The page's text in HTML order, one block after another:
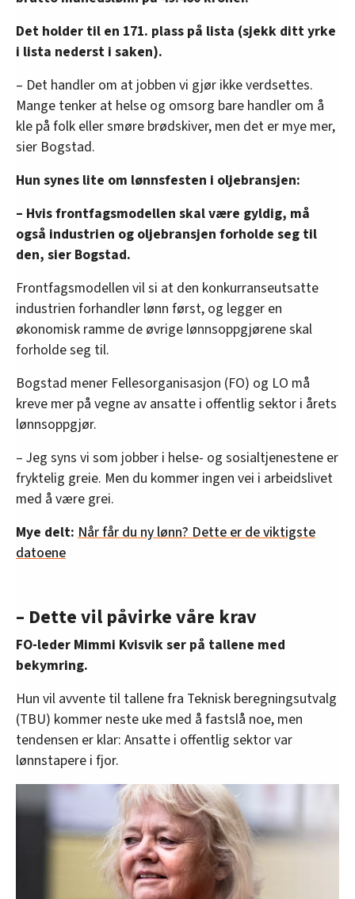
Det holder til en 171. plass på lista (sjekk ditt yrke
i lista nederst i saken).
– Det handler om at jobben vi gjør ikke verdsettes.
Mange tenker at helse og omsorg bare handler om å
kle på folk eller smøre brødskiver, men det er mye mer,
sier Bogstad.
Hun synes lite om lønnsfesten i oljebransjen:
– Hvis frontfagsmodellen skal være gyldig, må
også industrien og oljebransjen forholde seg til
den, sier Bogstad.
Frontfagsmodellen vil si at den konkurranseutsatte
industrien forhandler lønn først, og legger en
økonomisk ramme de øvrige lønnsoppgjørene skal
forholde seg til.
Bogstad mener Fellesorganisasjon (FO) og LO må
kreve mer på vegne av ansatte i offentlig sektor i årets
lønnsoppgjør.
– Jeg syns vi som jobber i helse- og sosialtjenestene er
fryktelig greie. Men du kommer ingen vei i arbeidslivet
med å være grei.
Mye delt: Når får du ny lønn? Dette er de viktigste
datoene
– Dette vil påvirke våre krav
FO-leder Mimmi Kvisvik ser på tallene med
bekymring.
Hun vil avvente til tallene fra Teknisk beregningsutvalg
(TBU) kommer neste uke med å fastslå noe, men
tendensen er klar: Ansatte i offentlig sektor var
lønnstapere i fjor.